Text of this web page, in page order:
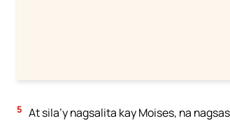
5 At sila’y nagsalita kay Moises, na